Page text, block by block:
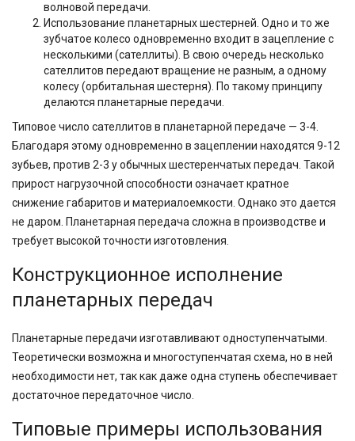
волновой передачи.
Использование планетарных шестерней. Одно и то же
зубчатое колесо одновременно входит в зацепление с
несколькими (сателлиты). В свою очередь несколько
сателлитов передают вращение не разным, а одному
колесу (орбитальная шестерня). По такому принципу
делаются планетарные передачи.
Типовое число сателлитов в планетарной передаче — 3-4.
Благодаря этому одновременно в зацеплении находятся 9-12
зубьев, против 2-3 у обычных шестеренчатых передач. Такой
прирост нагрузочной способности означает кратное
снижение габаритов и материалоемкости. Однако это дается
не даром. Планетарная передача сложна в производстве и
требует высокой точности изготовления.
Конструкционное исполнение
планетарных передач
Планетарные передачи изготавливают одноступенчатыми.
Теоретически возможна и многоступенчатая схема, но в ней
необходимости нет, так как даже одна ступень обеспечивает
достаточное передаточное число.
Типовые примеры использования